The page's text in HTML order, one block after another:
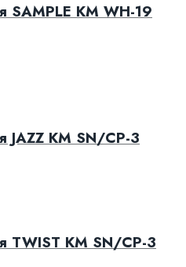
SAMPLE KM WH-19
JAZZ KM SN/CP-3
TWIST KM SN/CP-3